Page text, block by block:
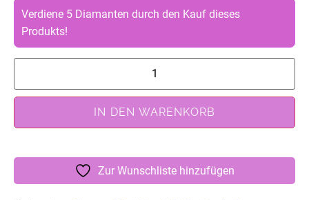
Verdiene 5 Diamanten durch den Kauf dieses
Produkts!
IN DEN WARENKORB
Zur Wunschliste hinzufügen